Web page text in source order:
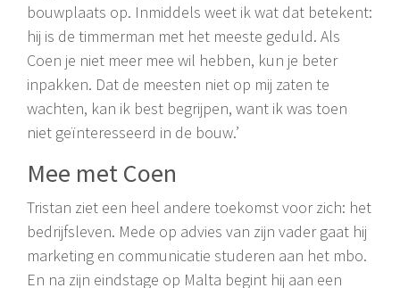
bouwplaats op. Inmiddels weet ik wat dat betekent:
hij is de timmerman met het meeste geduld. Als
Coen je niet meer mee wil hebben, kun je beter
inpakken. Dat de meesten niet op mij zaten te
wachten, kan ik best begrijpen, want ik was toen
niet geïnteresseerd in de bouw.’
Mee met Coen
Tristan ziet een heel andere toekomst voor zich: het
bedrijfsleven. Mede op advies van zijn vader gaat hij
marketing en communicatie studeren aan het mbo.
En na zijn eindstage op Malta begint hij aan een